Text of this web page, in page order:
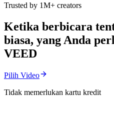
Trusted by 1M+ creators
Ketika berbicara
biasa, yang Anda
VEED
Pilih Video
Tidak memerlukan kartu kredit